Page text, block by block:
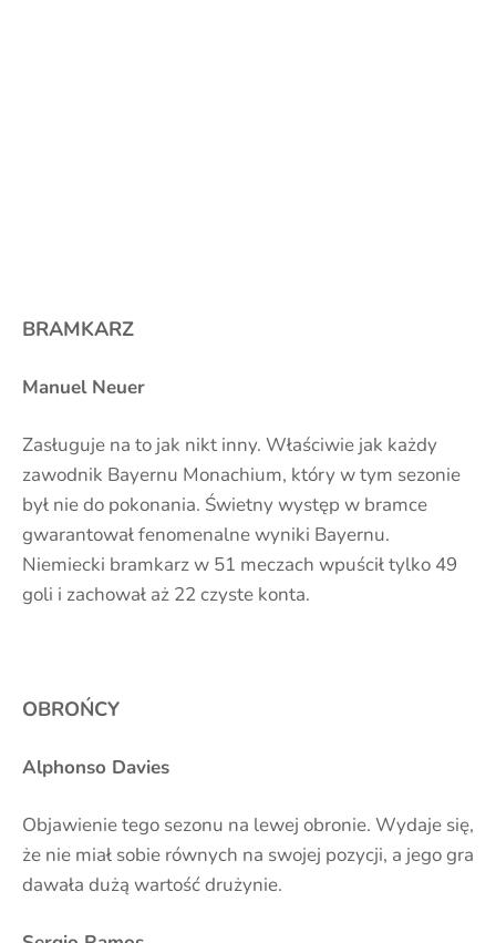
BRAMKARZ
Manuel Neuer
Zasługuje na to jak nikt inny. Właściwie jak każdy
zawodnik Bayernu Monachium, który w tym sezonie
był nie do pokonania. Świetny występ w bramce
gwarantował fenomenalne wyniki Bayernu.
Niemiecki bramkarz w 51 meczach wpuścił tylko 49
goli i zachował aż 22 czyste konta.
OBROŃCY
Alphonso Davies
Objawienie tego sezonu na lewej obronie. Wydaje się,
że nie miał sobie równych na swojej pozycji, a jego gra
dawała dużą wartość drużynie.